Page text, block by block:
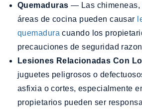
Quemaduras — Las chimeneas,
áreas de cocina pueden causar
quemadura cuando los
precauciones de seguridad
Lesiones Relacionadas Con
juguetes peligrosos o
asfixia o cortes, especialmente
propietarios pueden ser